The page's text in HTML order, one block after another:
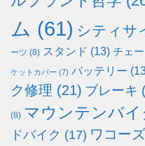
ム (61) シティサ
ーツ (8) スタンド (13) チェ
ケットカバー (7) バッテリー
ク修理 (21) ブレーキ
(8) マウンテンバイ
ドバイク (17) ワコーズ